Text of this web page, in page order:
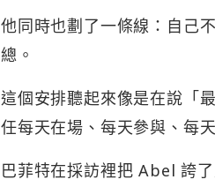
他同時也劃了一條線：自己
總。
這個安排聽起來像是在說「
任每天在場、每天參與、每
巴菲特在採訪裡把 Abel 誇